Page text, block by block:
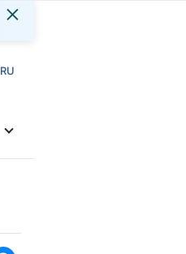
×
RU